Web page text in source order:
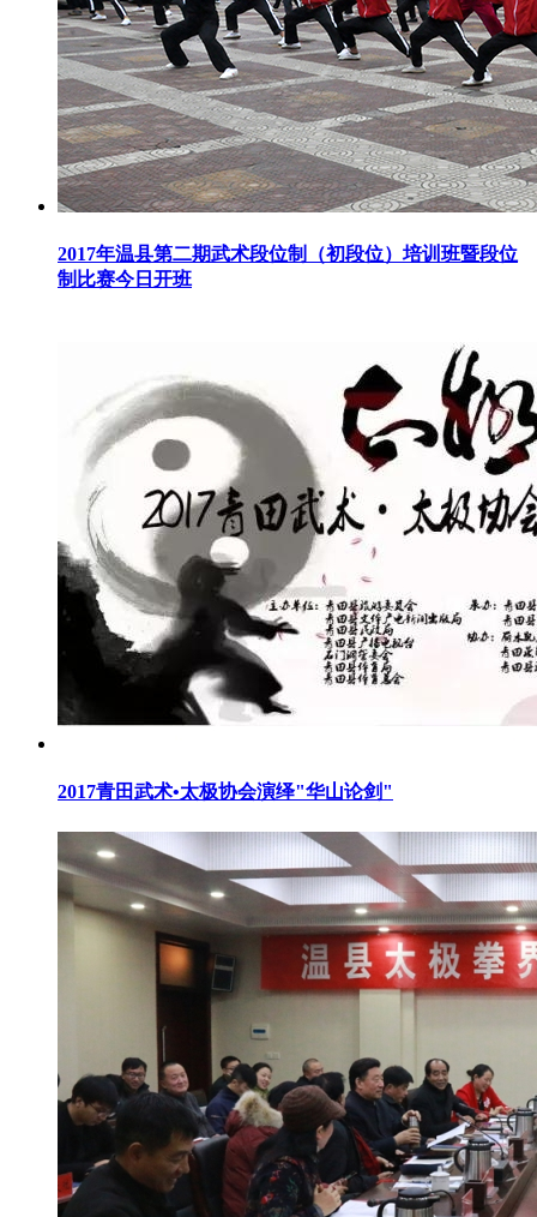
2017年温县第二期武术段位制（初段位）培训班暨段位
制比赛今日开班
2017青田武术•太极协会演绎"华山论剑"